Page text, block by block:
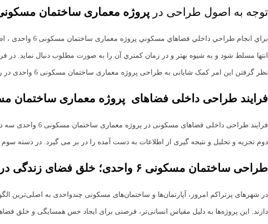
توجه به اصول طراحی در پروژه معماری ساختمان مسکونی 6
براي انجام
انتها مسلط شود و به شيوه بهتر و در زمان كمتري آن را به صورت مطلوب دنبال نمايد.
نظر گرفتن این امر کمک شایانی به طراحی پروژه معماری ساختمان مسکونی 6 واحدی در راستاي اجرای اين سه فعاليت کرده است.
فرایند طراحی داخلی فضاهای پروژه معماری ساختمان
فرایند طراحی
دوم تجزیه و تحلیل و نتیجه گیری از اطلاعات به دست آمده را در بر می گیرد. در دسته
طراحی ساختمان مسکونی ۶ واحدی؛ خلق فضای زندگی در مقیاس کوچک